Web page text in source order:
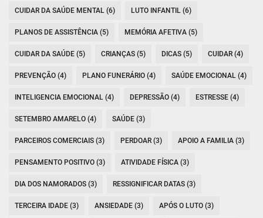
CUIDAR DA SAÚDE MENTAL (6) LUTO INFANTIL (6)
PLANOS DE ASSISTÊNCIA (5) MEMÓRIA AFETIVA (5)
CUIDAR DA SAÚDE (5) CRIANÇAS (5) DICAS (5) CUIDAR (4)
PREVENÇÃO (4) PLANO FUNERÁRIO (4) SAÚDE EMOCIONAL (4)
INTELIGENCIA EMOCIONAL (4) DEPRESSÃO (4) ESTRESSE (4)
SETEMBRO AMARELO (4) SAÚDE (3)
PARCEIROS COMERCIAIS (3) PERDOAR (3) APOIO A FAMILIA (3)
PENSAMENTO POSITIVO (3) ATIVIDADE FÍSICA (3)
DIA DOS NAMORADOS (3) RESSIGNIFICAR DATAS (3)
TERCEIRA IDADE (3) ANSIEDADE (3) APÓS O LUTO (3)